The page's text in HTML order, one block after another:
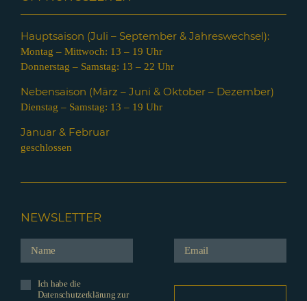
Hauptsaison (Juli – September & Jahreswechsel):
Montag – Mittwoch: 13 – 19 Uhr
Donnerstag – Samstag: 13 – 22 Uhr
Nebensaison (März – Juni & Oktober – Dezember)
Dienstag – Samstag: 13 – 19 Uhr
Januar & Februar
geschlossen
NEWSLETTER
Ich habe die
Datenschutzerklärung zur